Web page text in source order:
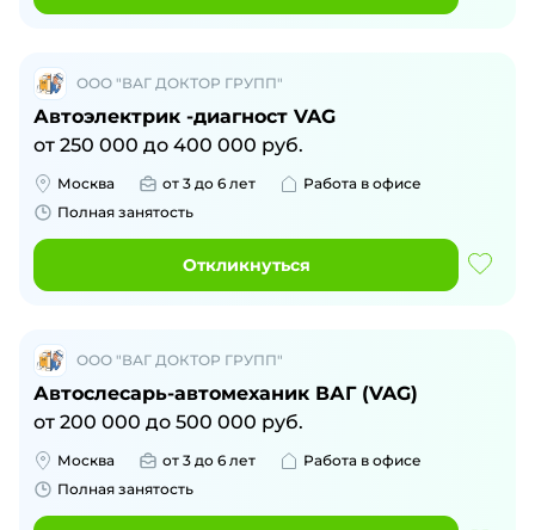
ООО "ВАГ ДОКТОР ГРУПП"
Автоэлектрик -диагност VAG
от 250 000 до 400 000 руб.
Москва от 3 до 6 лет
Работа в офисе
Полная занятость
Откликнуться
ООО "ВАГ ДОКТОР ГРУПП"
Автослесарь-автомеханик ВАГ (VAG)
от 200 000 до 500 000 руб.
Москва от 3 до 6 лет
Работа в офисе
Полная занятость